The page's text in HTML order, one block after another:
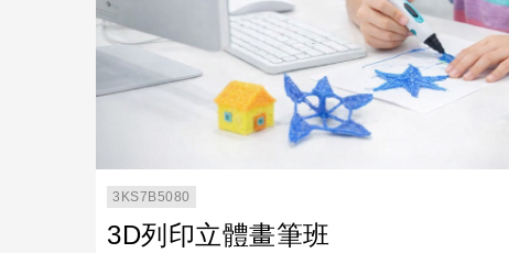
3KS7B5080
3D列印立體畫筆班